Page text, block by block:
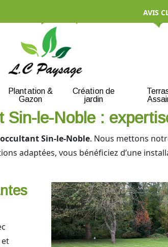
AVIS
Plantation &
Gazon
Création de
jardin
le-Noble :
Sin-le-Noble. Nous mettons
adaptées, vous bénéficiez d’une